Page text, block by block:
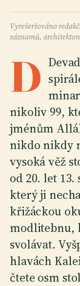
Vyrešeršováno
záznamů,
D
nikoliv 99,
jménům
nikdo nikdy
vysoká věž
od 20. let
který ji
křižáckou
modlitebnu,
svolávat.
hlavách
čtete osm